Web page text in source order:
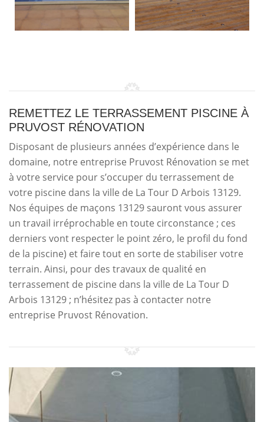
REMETTEZ LE TERRASSEMENT PISCINE À
PRUVOST RÉNOVATION
Disposant de plusieurs années d’expérience dans le
domaine, notre entreprise Pruvost Rénovation se met
à votre service pour s’occuper du terrassement de
votre piscine dans la ville de La Tour D Arbois 13129.
Nos équipes de maçons 13129 sauront vous assurer
un travail irréprochable en toute circonstance ; ces
derniers vont respecter le point zéro, le profil du fond
de la piscine) et faire tout en sorte de stabiliser votre
terrain. Ainsi, pour des travaux de qualité en
terrassement de piscine dans la ville de La Tour D
Arbois 13129 ; n’hésitez pas à contacter notre
entreprise Pruvost Rénovation.